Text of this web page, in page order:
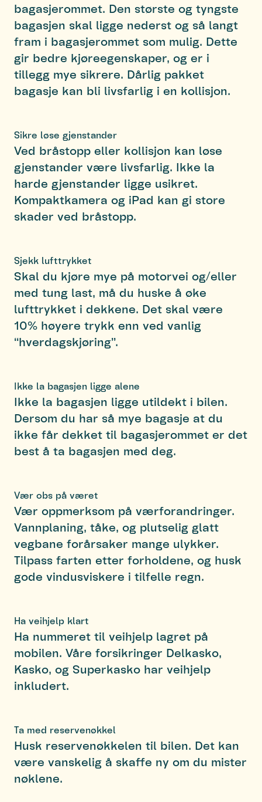
bagasjerommet. Den største og tyngste
bagasjen skal ligge nederst og så langt
fram i bagasjerommet som mulig. Dette
gir bedre kjøreegenskaper, og er i
tillegg mye sikrere. Dårlig pakket
bagasje kan bli livsfarlig i en kollisjon.
Sikre løse gjenstander
Ved bråstopp eller kollisjon kan løse
gjenstander være livsfarlig. Ikke la
harde gjenstander ligge usikret.
Kompaktkamera og iPad kan gi store
skader ved bråstopp.
Sjekk lufttrykket
Skal du kjøre mye på motorvei og/eller
med tung last, må du huske å øke
lufttrykket i dekkene. Det skal være
10% høyere trykk enn ved vanlig
“hverdagskjøring”.
Ikke la bagasjen ligge alene
Ikke la bagasjen ligge utildekt i bilen.
Dersom du har så mye bagasje at du
ikke får dekket til bagasjerommet er det
best å ta bagasjen med deg.
Vær obs på været
Vær oppmerksom på værforandringer.
Vannplaning, tåke, og plutselig glatt
vegbane forårsaker mange ulykker.
Tilpass farten etter forholdene, og husk
gode vindusviskere i tilfelle regn.
Ha veihjelp klart
Ha nummeret til veihjelp lagret på
mobilen. Våre forsikringer Delkasko,
Kasko, og Superkasko har veihjelp
inkludert.
Ta med reservenøkkel
Husk reservenøkkelen til bilen. Det kan
være vanskelig å skaffe ny om du mister
nøklene.